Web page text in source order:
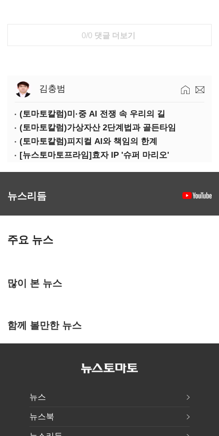
0/0 댓글 더보기
김충범
(토마토칼럼)미·중 AI 전쟁 속 우리의 길
(토마토칼럼)가상자산 2단계법과 골든타임
(토마토칼럼)피지컬 AI와 책임의 한계
[뉴스토마토프라임]효자 IP '슈퍼 마리오'
뉴스리듬
주요 뉴스
많이 본 뉴스
함께 볼만한 뉴스
뉴스
뉴스북